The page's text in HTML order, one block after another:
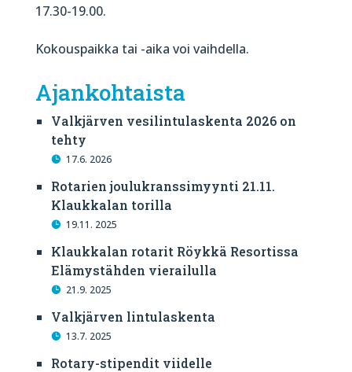
17.30-19.00.
Kokouspaikka tai -aika voi vaihdella.
Ajankohtaista
Valkjärven vesilintulaskenta 2026 on
tehty
17.6. 2026
Rotarien joulukranssimyynti 21.11.
Klaukkalan torilla
19.11. 2025
Klaukkalan rotarit Röykkä Resortissa
Elämystähden vierailulla
21.9. 2025
Valkjärven lintulaskenta
13.7. 2025
Rotary-stipendit viidelle